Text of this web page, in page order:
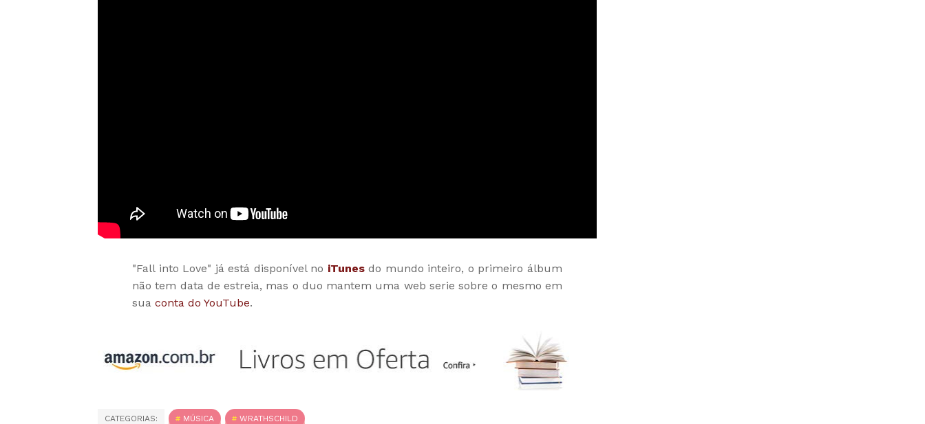
"Fall into Love" já está disponível no iTunesdo mundo inteiro, o primeiro álbum
não tem data de estreia, mas o duo mantem uma web serie sobre o mesmo em
sua conta do YouTube.
CATEGORIAS: MÚSICA WRATHSCHILD